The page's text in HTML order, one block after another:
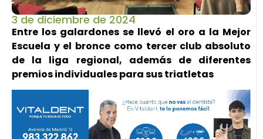
3 de diciembre de 2024
Entre los galardones se llevó el oro a la Mejor
Escuela y el bronce como tercer club absoluto
de la liga regional, además de diferentes
premios individuales para sus triatletas